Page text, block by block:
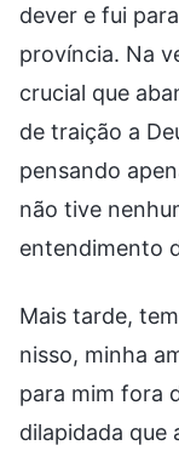
dever e fui
província. Na
crucial que
de traição a
pensando
não tive
entendimento
Mais tarde,
nisso, minha
para mim fora
dilapidada que